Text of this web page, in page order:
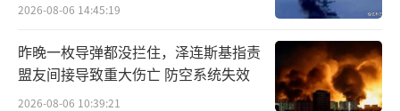
2026-08-06 14:45:19
昨晚一枚导弹都没拦住，泽连斯基指责
盟友间接导致重大伤亡 防空系统失效
2026-08-06 10:39:21